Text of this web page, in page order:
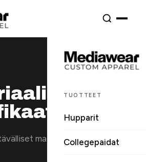
TUOTTEET
Hupparit
Collegepaidat
ja
materiaalit